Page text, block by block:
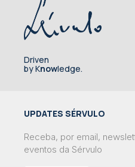
Driven
by Knowledge.
UPDATES SÉRVULO
Receba, por email,
eventos da Sérvulo